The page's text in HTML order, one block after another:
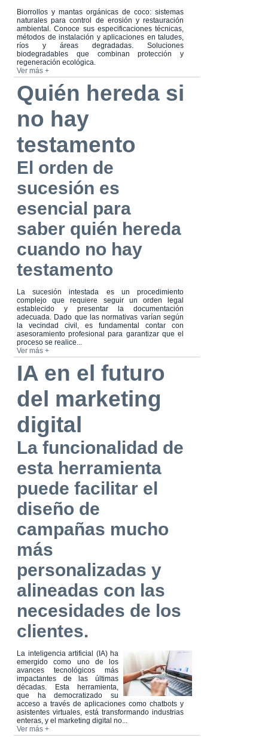
Biorrollos y mantas orgánicas de coco: sistemas
naturales para control de erosión y restauración
ambiental. Conoce sus especificaciones técnicas,
métodos de instalación y aplicaciones en taludes,
ríos y áreas degradadas. Soluciones
biodegradables que combinan protección y
regeneración ecológica.
Ver más +
Quién hereda si
no hay
testamento
El orden de
sucesión es
esencial para
saber quién hereda
cuando no hay
testamento
La sucesión intestada es un procedimiento
complejo que requiere seguir un orden legal
establecido y presentar la documentación
adecuada. Dado que las normativas varían según
la vecindad civil, es fundamental contar con
asesoramiento profesional para garantizar que el
proceso se realice...
Ver más +
IA en el futuro
del marketing
digital
La funcionalidad de
esta herramienta
puede facilitar el
diseño de
campañas mucho
más
personalizadas y
alineadas con las
necesidades de los
clientes.
La inteligencia artificial (IA) ha
emergido como uno de los
avances tecnológicos más
impactantes de las últimas
décadas. Esta herramienta,
que ha democratizado su
acceso a través de aplicaciones como chatbots y
asistentes virtuales, está transformando industrias
enteras, y el marketing digital no...
Ver más +